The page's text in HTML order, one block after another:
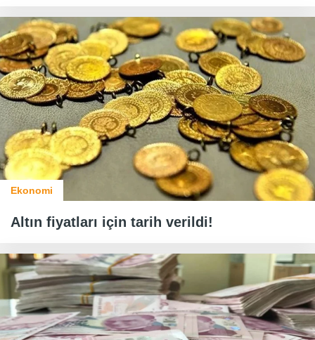
Ekonomi
Altın fiyatları için tarih verildi!